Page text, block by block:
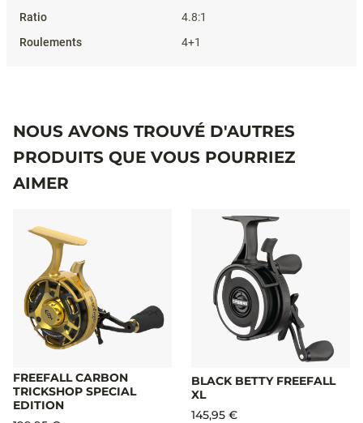
4.8:1
4+1
NOUS AVONS TROUVÉ D'AUTRES
PRODUITS QUE VOUS POURRIEZ
AIMER
FREEFALL CARBON
TRICKSHOP SPECIAL
EDITION
BLACK BETTY FREEFALL
XL
145,95 €